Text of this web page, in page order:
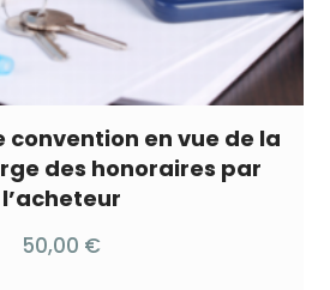
convention en vue de la
des honoraires par
l’acheteur
50,00 €